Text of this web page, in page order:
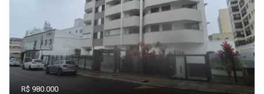
R$ 980.000